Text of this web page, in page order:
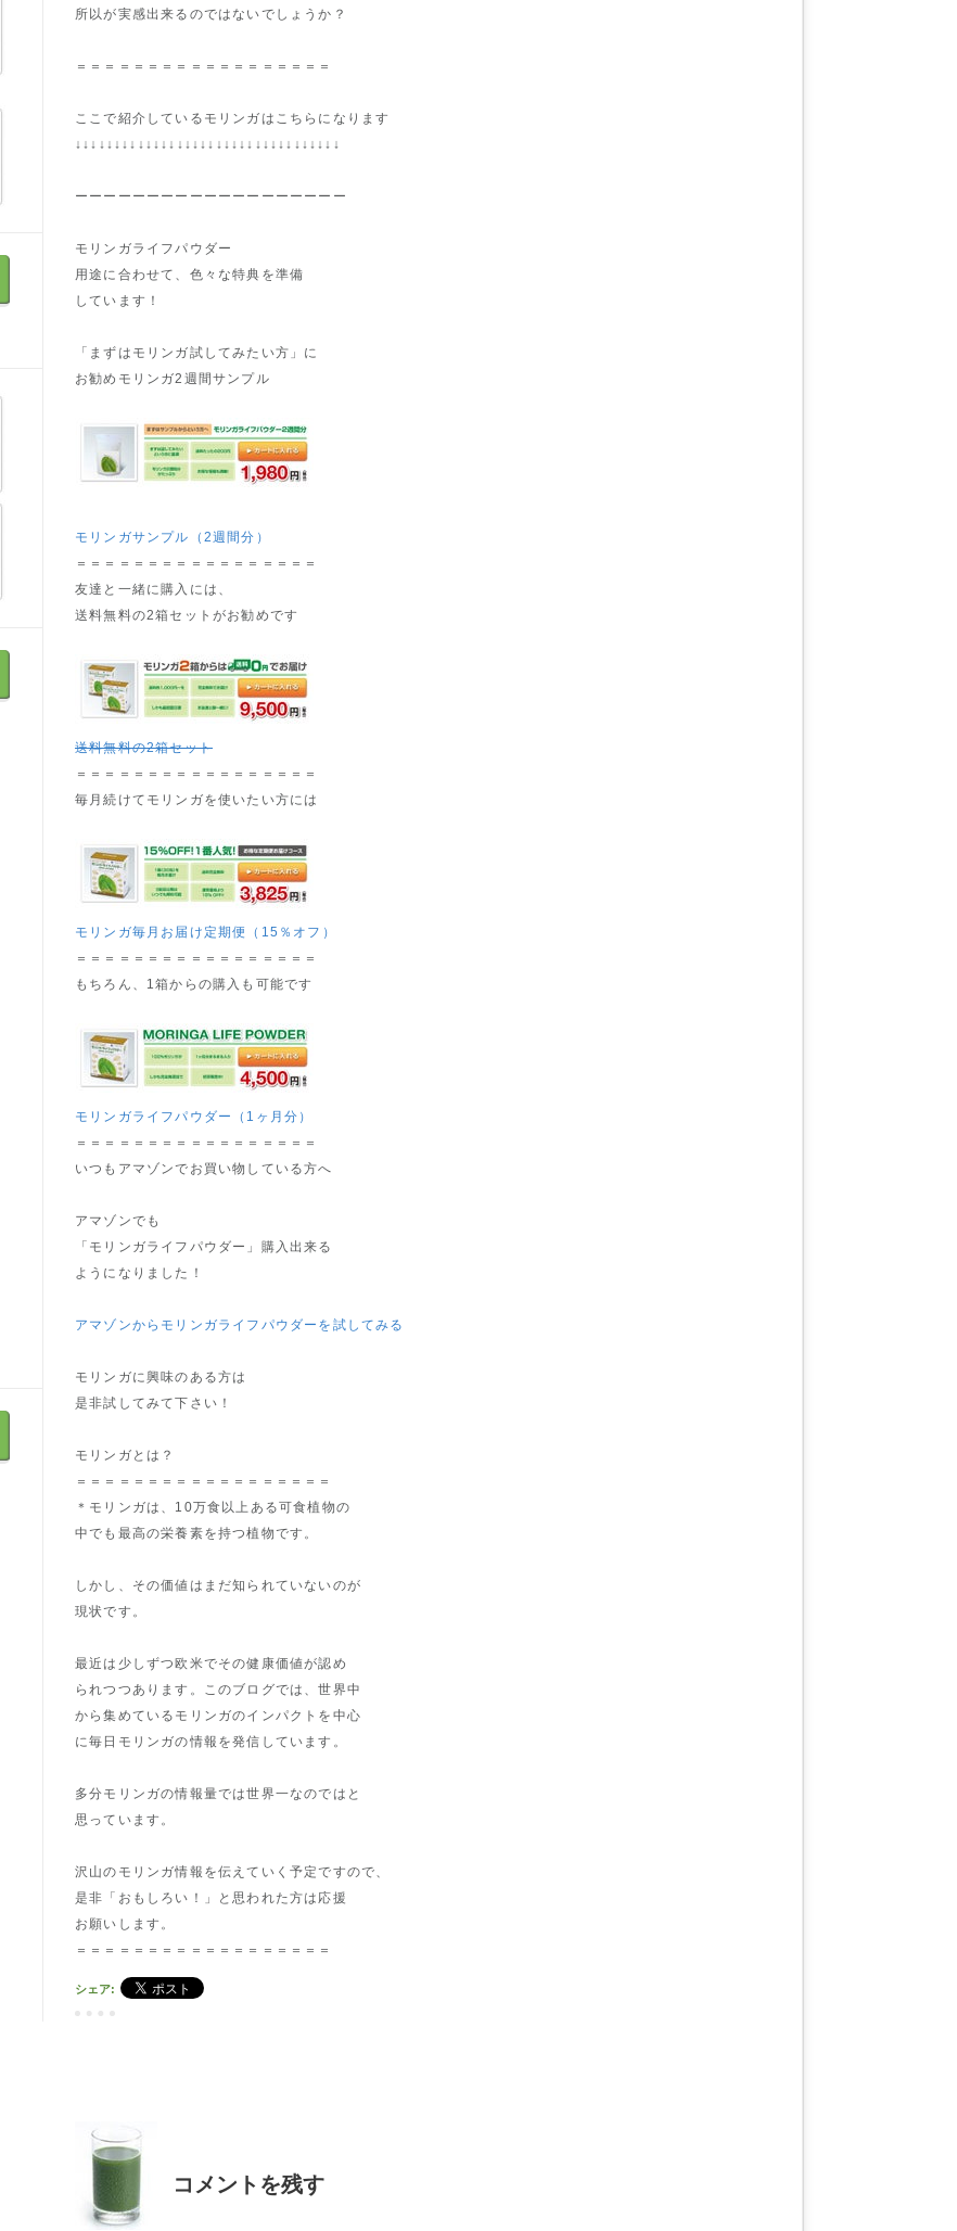
所以が実感出来るのではないでしょうか？
＝＝＝＝＝＝＝＝＝＝＝＝＝＝＝＝＝＝
ここで紹介しているモリンガはこちらになります
↓↓↓↓↓↓↓↓↓↓↓↓↓↓↓↓↓↓↓↓↓↓↓↓↓↓↓↓↓↓↓↓↓↓
ーーーーーーーーーーーーーーーーーーー
モリンガライフパウダー
用途に合わせて、色々な特典を準備
しています！
「まずはモリンガ試してみたい方」に
お勧めモリンガ2週間サンプル
モリンガサンプル（2週間分）
＝＝＝＝＝＝＝＝＝＝＝＝＝＝＝＝＝
友達と一緒に購入には、
送料無料の2箱セットがお勧めです
送料無料の2箱セット
＝＝＝＝＝＝＝＝＝＝＝＝＝＝＝＝＝
毎月続けてモリンガを使いたい方には
モリンガ毎月お届け定期便（15％オフ）
＝＝＝＝＝＝＝＝＝＝＝＝＝＝＝＝＝
もちろん、1箱からの購入も可能です
モリンガライフパウダー（1ヶ月分）
＝＝＝＝＝＝＝＝＝＝＝＝＝＝＝＝＝
いつもアマゾンでお買い物している方へ
アマゾンでも
「モリンガライフパウダー」購入出来る
ようになりました！
アマゾンからモリンガライフパウダーを試してみる
モリンガに興味のある方は
是非試してみて下さい！
モリンガとは？
＝＝＝＝＝＝＝＝＝＝＝＝＝＝＝＝＝＝
＊モリンガは、10万食以上ある可食植物の
中でも最高の栄養素を持つ植物です。
しかし、その価値はまだ知られていないのが
現状です。
最近は少しずつ欧米でその健康価値が認め
られつつあります。このブログでは、世界中
から集めているモリンガのインパクトを中心
に毎日モリンガの情報を発信しています。
多分モリンガの情報量では世界一なのではと
思っています。
沢山のモリンガ情報を伝えていく予定ですので、
是非「おもしろい！」と思われた方は応援
お願いします。
＝＝＝＝＝＝＝＝＝＝＝＝＝＝＝＝＝＝
シェア:
コメントを残す